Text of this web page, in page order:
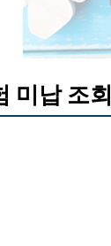
미납 조